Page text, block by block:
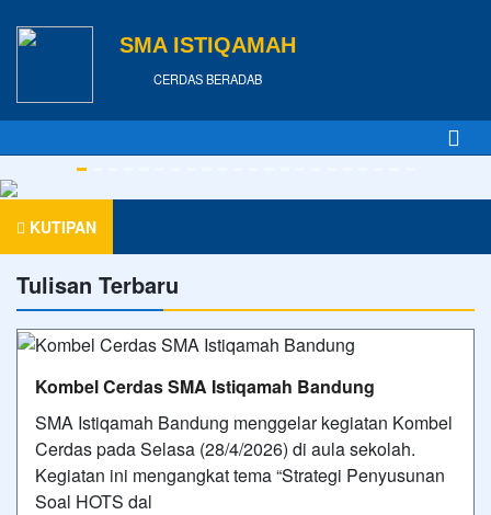
SMA ISTIQAMAH
CERDAS BERADAB
KUTIPAN
Tulisan Terbaru
Kombel Cerdas SMA Istiqamah Bandung
SMA Istiqamah Bandung menggelar kegiatan Kombel
Cerdas pada Selasa (28/4/2026) di aula sekolah.
Kegiatan ini mengangkat tema “Strategi Penyusunan
Soal HOTS dal